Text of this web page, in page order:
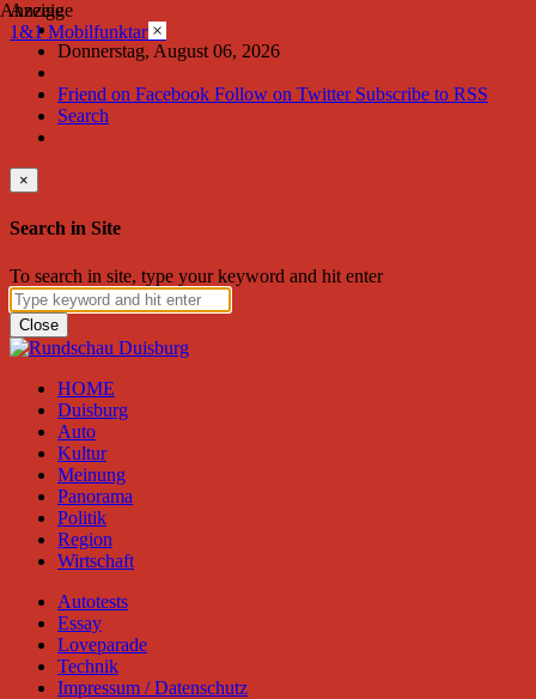
Donnerstag, August 06, 2026
Friend on Facebook Follow on Twitter Subscribe to RSS
Search
×
Search in Site
To search in site, type your keyword and hit enter
Close
HOME
Duisburg
Auto
Kultur
Meinung
Panorama
Politik
Region
Wirtschaft
Autotests
Essay
Loveparade
Technik
Impressum / Datenschutz
Anzeige
×
1&1 Mobilfunktarife
Anzeige